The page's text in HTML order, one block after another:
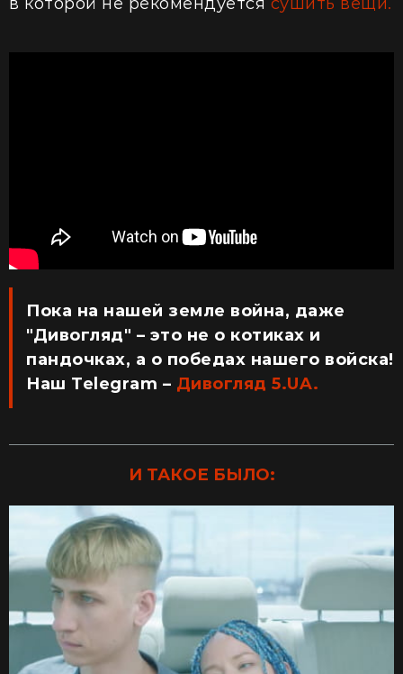
Пока на нашей земле война, даже
"Дивогляд" – это не о котиках и
пандочках, а о победах нашего войска!
Наш Telegram – Дивогляд 5.UA.
И ТАКОЕ БЫЛО: